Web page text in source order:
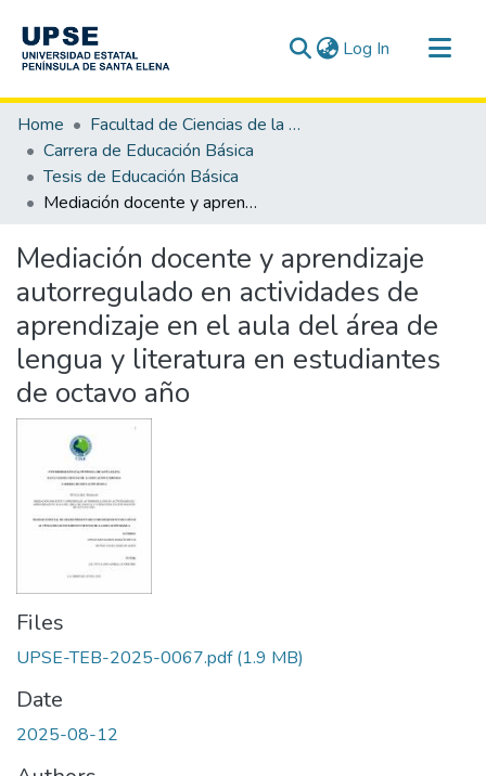
Log In (current)
Communities & Collections
All of DSpace
Statistics
Home
Facultad de Ciencias de la Educación e Idiomas
Carrera de Educación Básica
Tesis de Educación Básica
Mediación docente y aprendizaje autorregulado en actividades de aprendizaje en el aula del área de lengua y literatura en estudiantes de octavo año
Mediación docente y aprendizaje
autorregulado en actividades de
aprendizaje en el aula del área de
lengua y literatura en estudiantes
de octavo año
Files
UPSE-TEB-2025-0067.pdf(1.9 MB)
Date
2025-08-12